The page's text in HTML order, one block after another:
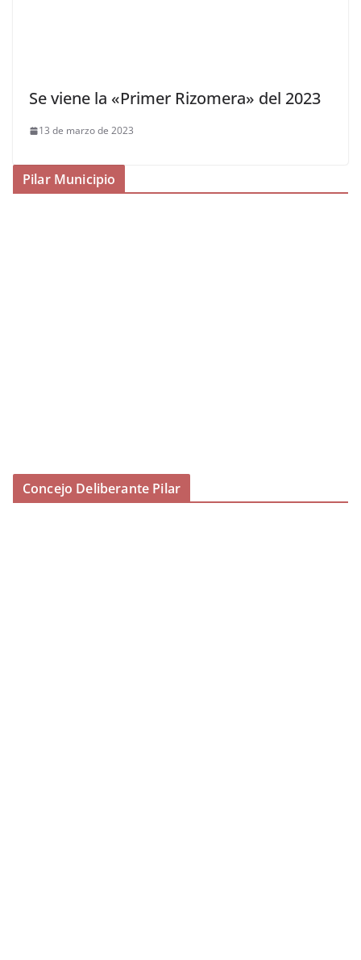
Se viene la «Primer Rizomera» del 2023
13 de marzo de 2023
Pilar Municipio
Concejo Deliberante Pilar